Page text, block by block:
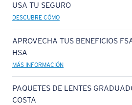
USA TU SEGURO
DESCUBRE CÓMO
APROVECHA TUS BENEFICIOS
HSA
MÁS INFORMACIÓN
PAQUETES DE LENTES
COSTA